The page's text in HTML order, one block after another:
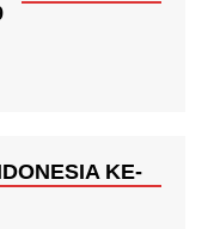
KE-